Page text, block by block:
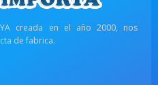
creada en el año 2000, nos
de fabrica.